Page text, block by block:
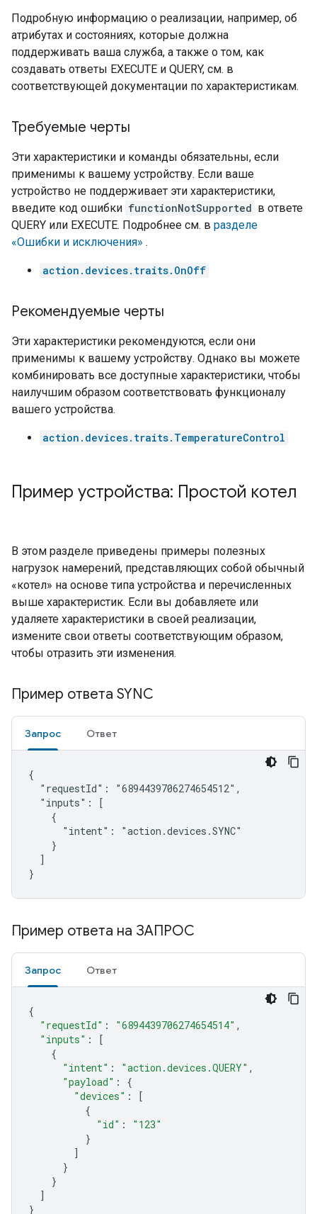
Подробную информацию о реализации, например, об
атрибутах и ​​состояниях, которые должна
поддерживать ваша служба, а также о том, как
создавать ответы EXECUTE и QUERY, см. в
соответствующей документации по характеристикам.
Требуемые черты
Эти характеристики и команды обязательны, если
применимы к вашему устройству. Если ваше
устройство не поддерживает эти характеристики,
введите код ошибки functionNotSupported в ответе
QUERY или EXECUTE. Подробнее см. в разделе
«Ошибки и исключения» .
action.devices.traits.OnOff
Рекомендуемые черты
Эти характеристики рекомендуются, если они
применимы к вашему устройству. Однако вы можете
комбинировать все доступные характеристики, чтобы
наилучшим образом соответствовать функционалу
вашего устройства.
action.devices.traits.TemperatureControl
Пример устройства: Простой котел
В этом разделе приведены примеры полезных
нагрузок намерений, представляющих собой обычный
«котел» на основе типа устройства и перечисленных
выше характеристик. Если вы добавляете или
удаляете характеристики в своей реализации,
измените свои ответы соответствующим образом,
чтобы отразить эти изменения.
Пример ответа SYNC
Запрос Ответ
{
  "requestId": "6894439706274654512",
  "inputs": [
    {
      "intent": "action.devices.SYNC"
    }
  ]
}
Пример ответа на ЗАПРОС
Запрос Ответ
{
"requestId" : "6894439706274654514" ,
"inputs" :
[
{
"intent" : "action.devices.QUERY" ,
"payload" :
{
"devices" :
[
{
"id" :
"123"
}
]
}
}
]
}